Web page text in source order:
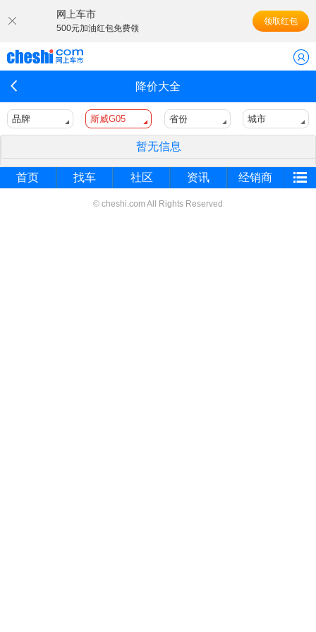
网上车市
500元加油红包免费领
领取红包
降价大全
品牌 斯威G05 省份 城市
暂无信息
首页 找车 社区 资讯 经销商
© cheshi.com All Rights Reserved